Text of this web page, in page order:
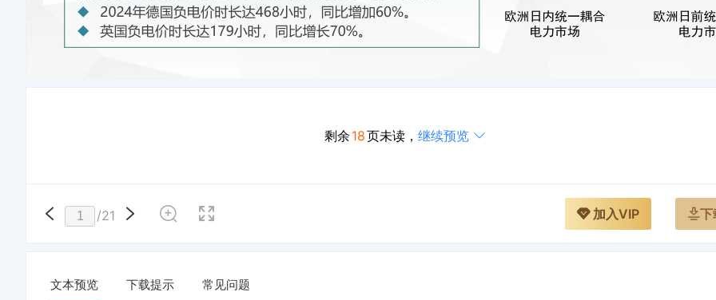
剩余 18页未读， 继续预览
/21 下
加入VIP
文本预览 下载提示 常见问题